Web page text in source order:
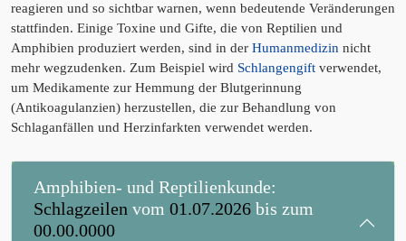
reagieren und so sichtbar warnen, wenn bedeutende Veränderungen
stattfinden. Einige Toxine und Gifte, die von Reptilien und
Amphibien produziert werden, sind in der Humanmedizin nicht
mehr wegzudenken. Zum Beispiel wird Schlangengift verwendet,
um Medikamente zur Hemmung der Blutgerinnung
(Antikoagulanzien) herzustellen, die zur Behandlung von
Schlaganfällen und Herzinfarkten verwendet werden.
Amphibien- und Reptilienkunde:
Schlagzeilen vom 01.07.2026 bis zum
00.00.0000